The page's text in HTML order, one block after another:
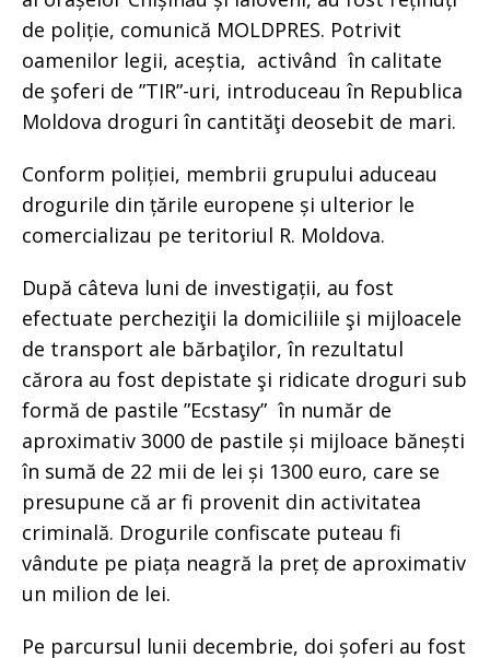
de poliție, comunică MOLDPRES. Potrivit
oamenilor legii, aceștia, activând în calitate
de şoferi de ”TIR”-uri, introduceau în Republica
Moldova droguri în cantităţi deosebit de mari.
Conform poliției, membrii grupului aduceau
drogurile din țările europene și ulterior le
comercializau pe teritoriul R. Moldova.
După câteva luni de investigații, au fost
efectuate percheziţii la domiciliile şi mijloacele
de transport ale bărbaţilor, în rezultatul
cărora au fost depistate şi ridicate droguri sub
formă de pastile ”Ecstasy” în număr de
aproximativ 3000 de pastile și mijloace bănești
în sumă de 22 mii de lei și 1300 euro, care se
presupune că ar fi provenit din activitatea
criminală. Drogurile confiscate puteau fi
vândute pe piața neagră la preț de aproximativ
un milion de lei.
Pe parcursul lunii decembrie, doi șoferi au fost